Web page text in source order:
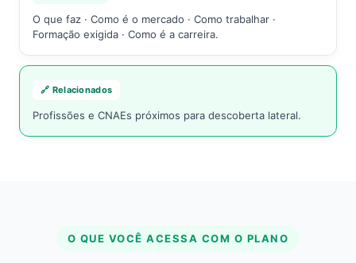
O que faz · Como é o mercado · Como trabalhar ·
Formação exigida · Como é a carreira.
🔗 Relacionados
Profissões e CNAEs próximos para descoberta lateral.
O QUE VOCÊ ACESSA COM O PLANO